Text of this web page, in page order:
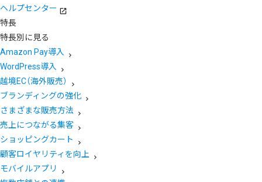
ヘルプセンター
特長
特長別に見る
Amazon Pay導入
WordPress導入
越境EC（海外販売）
ブランディングの強化
さまざまな販売方法
売上につながる集客
ショッピングカート
顧客ロイヤリティを向上
モバイルアプリ